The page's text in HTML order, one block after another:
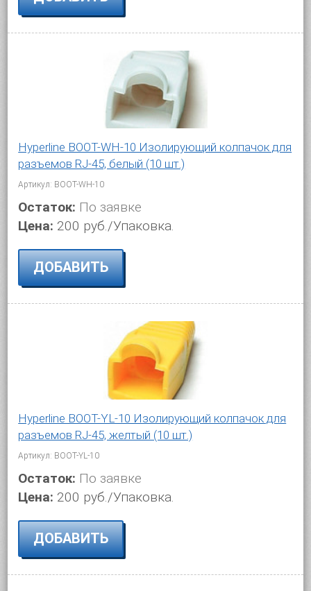
Hyperline BOOT-WH-10 Изолирующий колпачок для
разъемов RJ-45, белый (10 шт.)
Артикул: BOOT-WH-10
Остаток: По заявке
Цена: 200 руб./Упаковка.
ДОБАВИТЬ
Hyperline BOOT-YL-10 Изолирующий колпачок для
разъемов RJ-45, желтый (10 шт.)
Артикул: BOOT-YL-10
Остаток: По заявке
Цена: 200 руб./Упаковка.
ДОБАВИТЬ